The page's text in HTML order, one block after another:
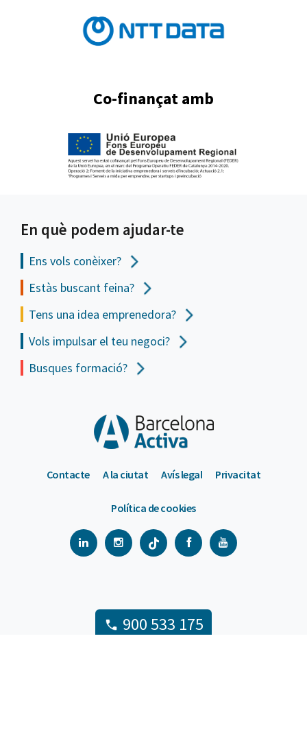
Co-finançat amb
En què podem ajudar-te
Ens vols conèixer?
Estàs buscant feina?
Tens una idea emprenedora?
Vols impulsar el teu negoci?
Busques formació?
Contacte A la ciutat Avís legal Privacitat
Política de cookies
900 533 175